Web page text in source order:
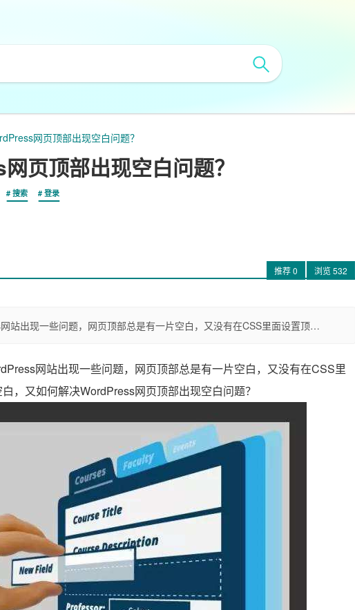
网页顶部出现空白问题？
页顶部出现空白问题？
搜索 登录
推荐0 浏览532
站出现一些问题，网页顶部总是有一片空白，又没有在CSS里面设置顶…
网站出现一些问题，网页顶部总是有一片空白，又没有在CSS里
，又如何解决WordPress网页顶部出现空白问题？